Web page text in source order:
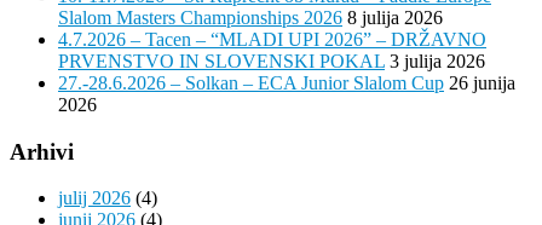
Slalom Masters Championships 2026 8 julija 2026
4.7.2026 – Tacen – “MLADI UPI 2026” – DRŽAVNO
PRVENSTVO IN SLOVENSKI POKAL 3 julija 2026
27.-28.6.2026 – Solkan – ECA Junior Slalom Cup 26 junija
2026
Arhivi
julij 2026 (4)
junij 2026 (4)